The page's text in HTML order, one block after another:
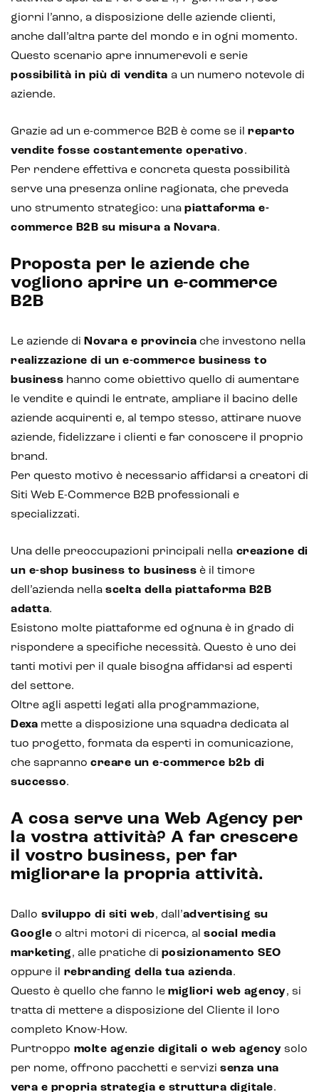
Intelligenza Artificiale e AR VR -
Metaverso
IoT (Internet of Things)
Blockchain
Intelligenza artificiale
Analisi predittiva
Chatbot e assistenti virtuali
Realtà Aumentata
Realtà Virtuale
Metaverso
giorni l’anno, a disposizione delle aziende clienti,
anche dall’altra parte del mondo e in ogni momento.
Questo scenario apre innumerevoli e serie
possibilità in più di vendita a un numero notevole di
aziende.
Grazie ad un e-commerce B2B è come se il reparto
vendite fosse costantemente operativo.
Per rendere effettiva e concreta questa possibilità
serve una presenza online ragionata, che preveda
uno strumento strategico: una piattaforma e-
commerce B2B su misura a Novara.
Proposta per le aziende che
vogliono aprire un e-commerce
B2B
Le aziende di Novara e provincia che investono nella
realizzazione di un e-commerce business to
business hanno come obiettivo quello di aumentare
le vendite e quindi le entrate, ampliare il bacino delle
aziende acquirenti e, al tempo stesso, attirare nuove
aziende, fidelizzare i clienti e far conoscere il proprio
brand.
Per questo motivo è necessario affidarsi a creatori di
Siti Web E-Commerce B2B professionali e
specializzati.
Una delle preoccupazioni principali nella creazione di
un e-shop business to business è il timore
dell’azienda nella scelta della piattaforma B2B
adatta.
Esistono molte piattaforme ed ognuna è in grado di
rispondere a specifiche necessità. Questo è uno dei
tanti motivi per il quale bisogna affidarsi ad esperti
del settore.
Oltre agli aspetti legati alla programmazione,
Dexa mette a disposizione una squadra dedicata al
tuo progetto, formata da esperti in comunicazione,
che sapranno creare un e-commerce b2b di
successo.
A cosa serve una Web Agency per
la vostra attività? A far crescere
il vostro business, per far
migliorare la propria attività.
Dallo sviluppo di siti web, dall’advertising su
Google o altri motori di ricerca, al social media
marketing, alle pratiche di posizionamento SEO
oppure il
rebranding della tua azienda.
Questo è quello che fanno le migliori web agency, si
tratta di mettere a disposizione del Cliente il loro
completo Know-How.
Purtroppo molte agenzie digitali o web agency solo
per nome, offrono pacchetti e servizi senza una
vera e propria strategia e struttura digitale.